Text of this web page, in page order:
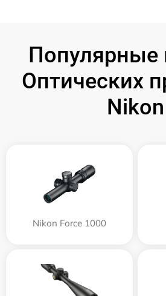
Популярные
Оптических
Nikon
Nikon Force 1000